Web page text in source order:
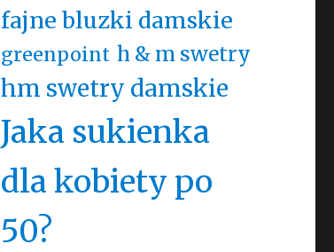
fajne bluzki damskie
greenpoint h & m swetry
hm swetry damskie
Jaka sukienka
dla kobiety po
50?